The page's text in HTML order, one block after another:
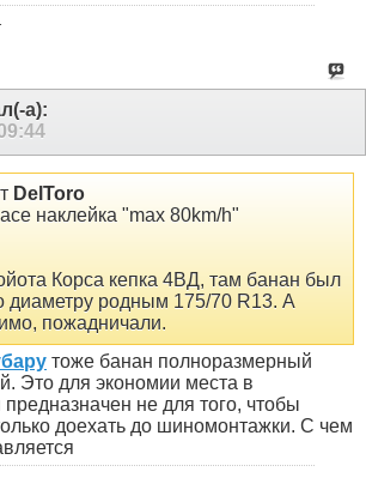
а):
DelToro
наклейка "max 80km/h"
Корса кепка 4ВД, там банан был
диаметру родным 175/70 R13. А
пожадничали.
тоже банан полноразмерный
Это для экономии места в
не для того, чтобы
доехать до шиномонтажки. С чем